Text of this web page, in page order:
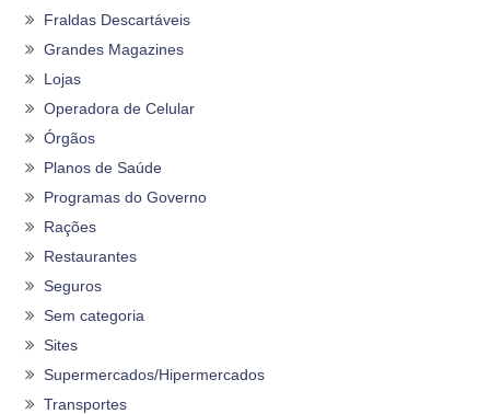
Fraldas Descartáveis
Grandes Magazines
Lojas
Operadora de Celular
Órgãos
Planos de Saúde
Programas do Governo
Rações
Restaurantes
Seguros
Sem categoria
Sites
Supermercados/Hipermercados
Transportes